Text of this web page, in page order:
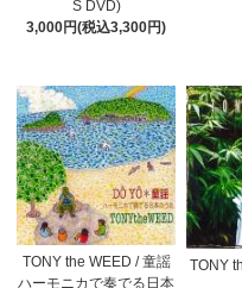
S DVD)
3,000円(税込3,300円)
TONY the WEED / 童謡
ハーモニカで奏でる日本
TONY